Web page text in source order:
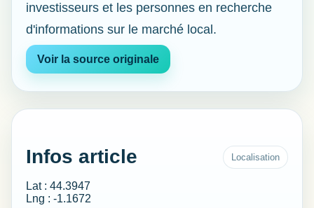
investisseurs et les personnes en recherche
d'informations sur le marché local.
Voir la source originale
Infos article Localisation
Lat : 44.3947
Lng : -1.1672